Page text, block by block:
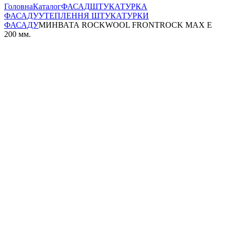
ГоловнаКаталогФАСАДШТУКАТУРКА
ФАСАДУУТЕПЛЕННЯ ШТУКАТУРКИ
ФАСАДУМИНВАТА ROCKWOOL FRONTROCK MAX E
200 мм.